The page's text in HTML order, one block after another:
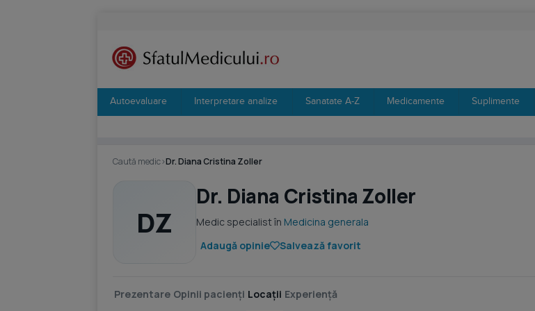
Autoevaluare Interpretare analize Sanatate A-Z Medicamente Suplimente
Caută medic›Dr. Diana Cristina Zoller
DZ
Dr. Diana Cristina Zoller
Medic specialist în Medicina generala
Adaugă opinie
Salvează favorit
Prezentare Opinii pacienți Locații Experiență